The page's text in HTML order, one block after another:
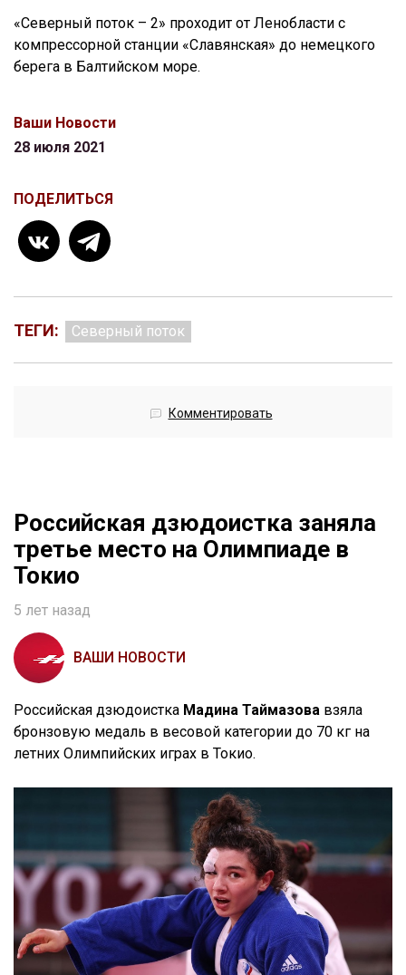
«Северный поток – 2» проходит от Ленобласти с
компрессорной станции «Славянская» до немецкого
берега в Балтийском море.
Ваши Новости
28 июля 2021
ПОДЕЛИТЬСЯ
ТЕГИ: Северный поток
Комментировать
Российская дзюдоистка заняла
третье место на Олимпиаде в
Токио
5 лет назад
ВАШИ НОВОСТИ
Российская дзюдоистка Мадина Таймазова взяла
бронзовую медаль в весовой категории до 70 кг на
летних Олимпийских играх в Токио.